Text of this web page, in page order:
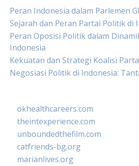
Peran Indonesia dalam Parlemen
Sejarah dan Peran Partai Politik di
Peran Oposisi Politik dalam
Indonesia
Kekuatan dan Strategi Koalisi
Negosiasi Politik di Indonesia:
okhealthcareers.com
theintexperience.com
unboundedthefilm.com
catfriends-bg.org
marianlives.org